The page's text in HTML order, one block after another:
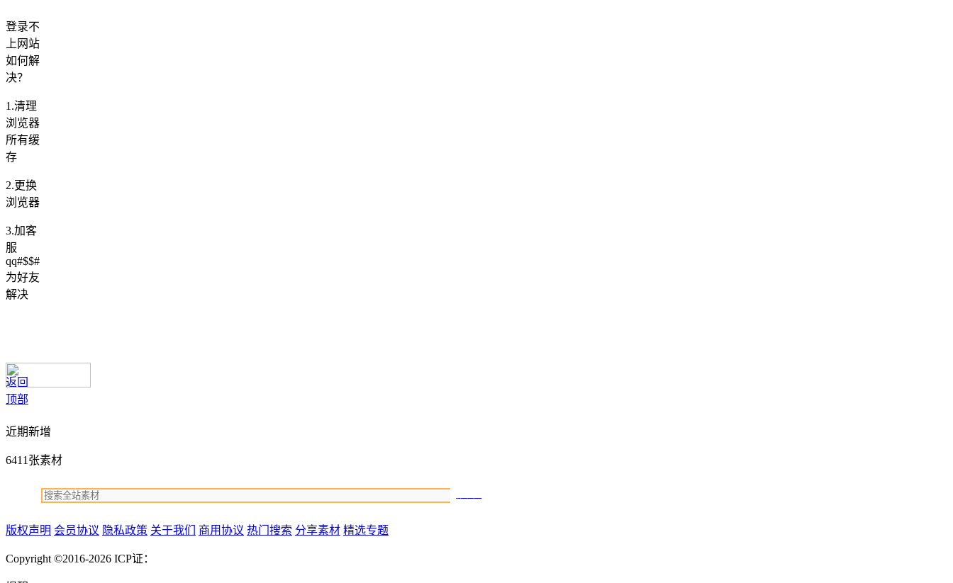
登录不
上网站
如何解
决？
1.清理
浏览器
所有缓
存
2.更换
浏览器
3.加客
服
qq#$$#
为好友
解决
返回
顶部
近期新增
6411张素材
版权声明 会员协议 隐私政策 关于我们 商用协议 热门搜索 分享素材 精选专题
Copyright ©2016-2026 ICP证：